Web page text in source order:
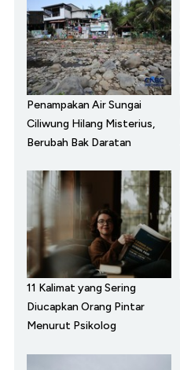
Penampakan Air Sungai
Ciliwung Hilang Misterius,
Berubah Bak Daratan
11 Kalimat yang Sering
Diucapkan Orang Pintar
Menurut Psikolog